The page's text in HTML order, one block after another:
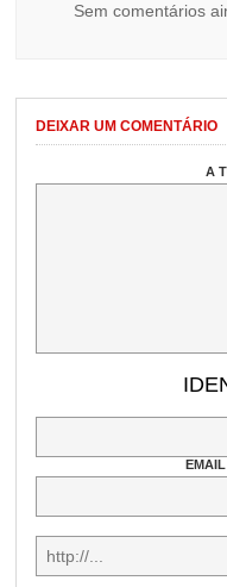
Sem comentários
DEIXAR UM COMENTÁRIO
A